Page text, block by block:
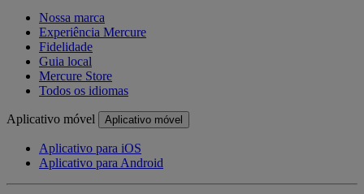
Nossa marca
Experiência Mercure
Fidelidade
Guia local
Mercure Store
Todos os idiomas
Aplicativo móvel Aplicativo móvel
Aplicativo para iOS
Aplicativo para Android